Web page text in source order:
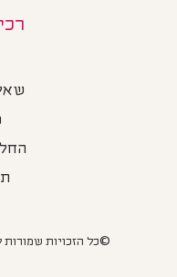
©כל הזכויות שמורות